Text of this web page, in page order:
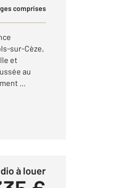
comprises
sur-Cèze,
et
au
...
à louer